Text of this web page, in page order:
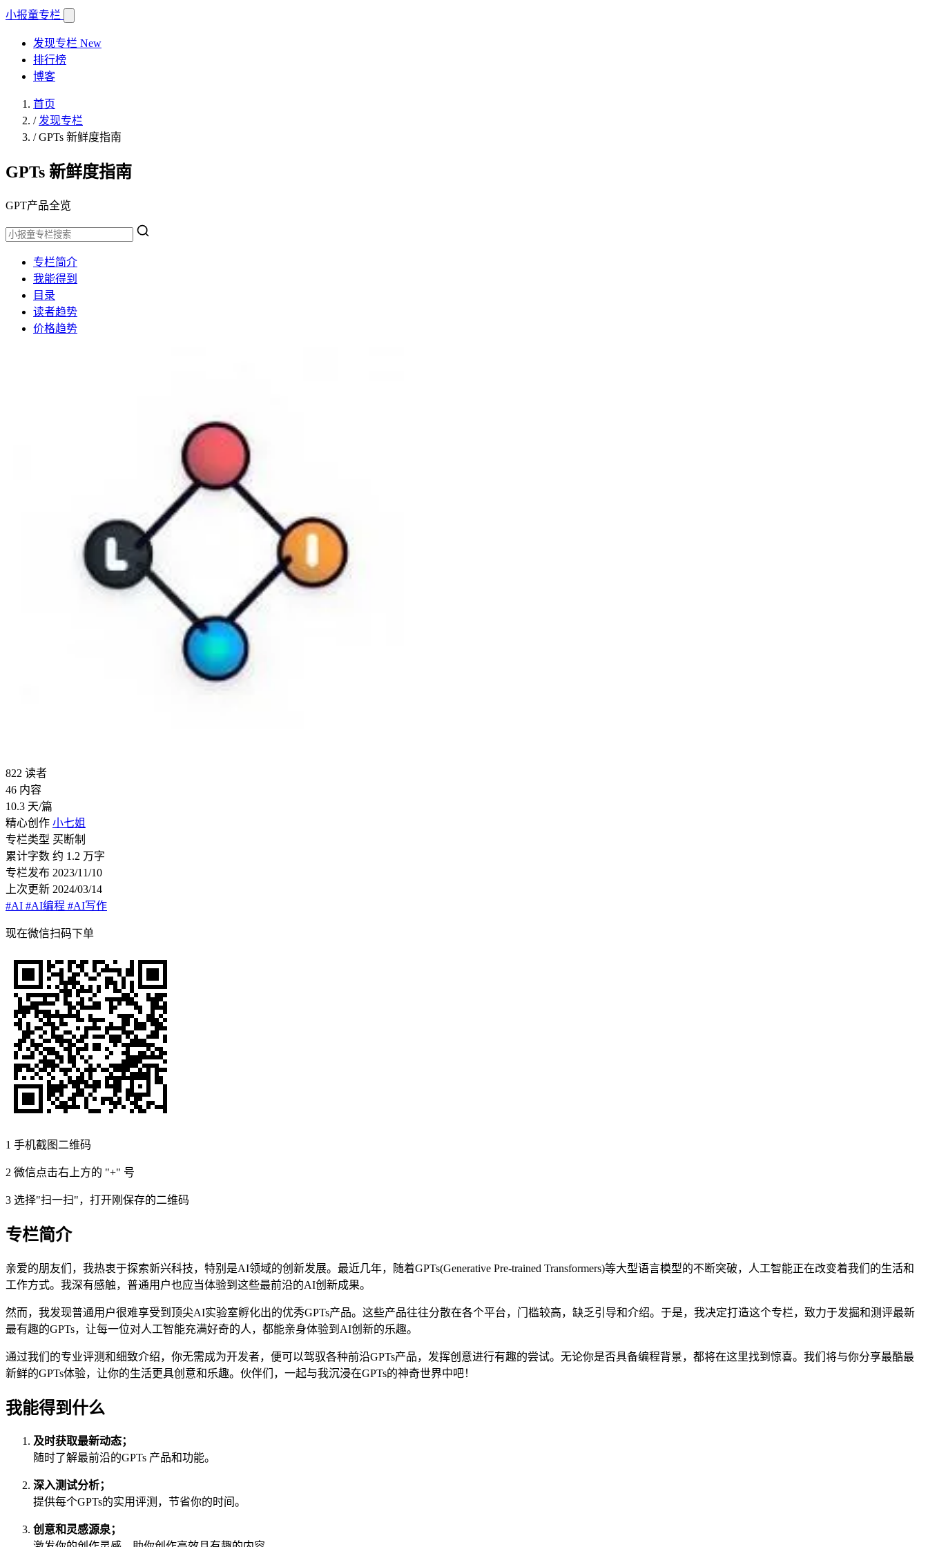
小报童专栏
发现专栏 New
排行榜
博客
首页
/ 发现专栏
/GPTs 新鲜度指南
GPTs 新鲜度指南
GPT产品全览
专栏简介
我能得到
目录
读者趋势
价格趋势
822 读者
46 内容
10.3 天/篇
精心创作 小七姐
专栏类型 买断制
累计字数 约 1.2 万字
专栏发布 2023/11/10
上次更新 2024/03/14
#AI #AI编程 #AI写作
现在微信扫码下单
1 手机截图二维码
2 微信点击右上方的 "+" 号
3 选择"扫一扫"，打开刚保存的二维码
专栏简介
亲爱的朋友们，我热衷于探索新兴科技，特别是AI领域的创新发展。最近几年，随着GPTs(Generative Pre-trained Transformers)等大型语言模型的不断突破，人工智能正在改变着我们的生活和
工作方式。我深有感触，普通用户也应当体验到这些最前沿的AI创新成果。
然而，我发现普通用户很难享受到顶尖AI实验室孵化出的优秀GPTs产品。这些产品往往分散在各个平台，门槛较高，缺乏引导和介绍。于是，我决定打造这个专栏，致力于发掘和测评最新
最有趣的GPTs，让每一位对人工智能充满好奇的人，都能亲身体验到AI创新的乐趣。
通过我们的专业评测和细致介绍，你无需成为开发者，便可以驾驭各种前沿GPTs产品，发挥创意进行有趣的尝试。无论你是否具备编程背景，都将在这里找到惊喜。我们将与你分享最酷最
新鲜的GPTs体验，让你的生活更具创意和乐趣。伙伴们，一起与我沉浸在GPTs的神奇世界中吧！
我能得到什么
及时获取最新动态；
随时了解最前沿的GPTs 产品和功能。
深入测试分析；
提供每个GPTs的实用评测，节省你的时间。
创意和灵感源泉；